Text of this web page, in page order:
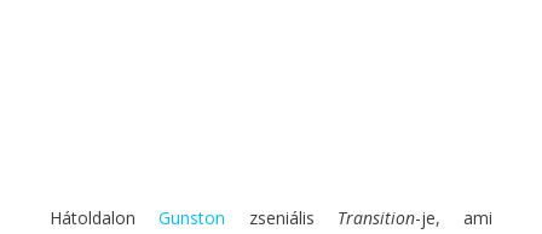
HátoldalonGunston zseniális Transition-je, ami